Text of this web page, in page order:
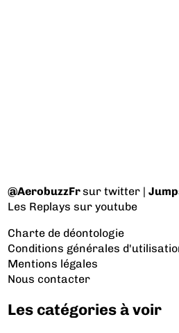
@AerobuzzFrsur twitter |
Les Replays sur youtube
Charte de déontologie
Conditions générales
Mentions légales
Nous contacter
Les catégories à voir